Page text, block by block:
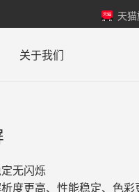
天
关于我们
无闪烁
度更高、性能稳定、色